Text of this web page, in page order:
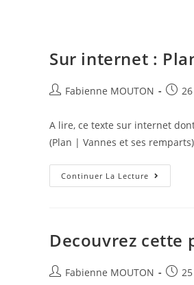
Sur internet :
Auteur/autrice
la
publication :
Fabienne MOUTON
Post
A lire, ce texte sur internet
(Plan | Vannes et ses
Continuer La Lecture Sur
Internet
Ses
Remparts
Decouvrez cette
Auteur/autrice
Fabienne MOUTON
Post